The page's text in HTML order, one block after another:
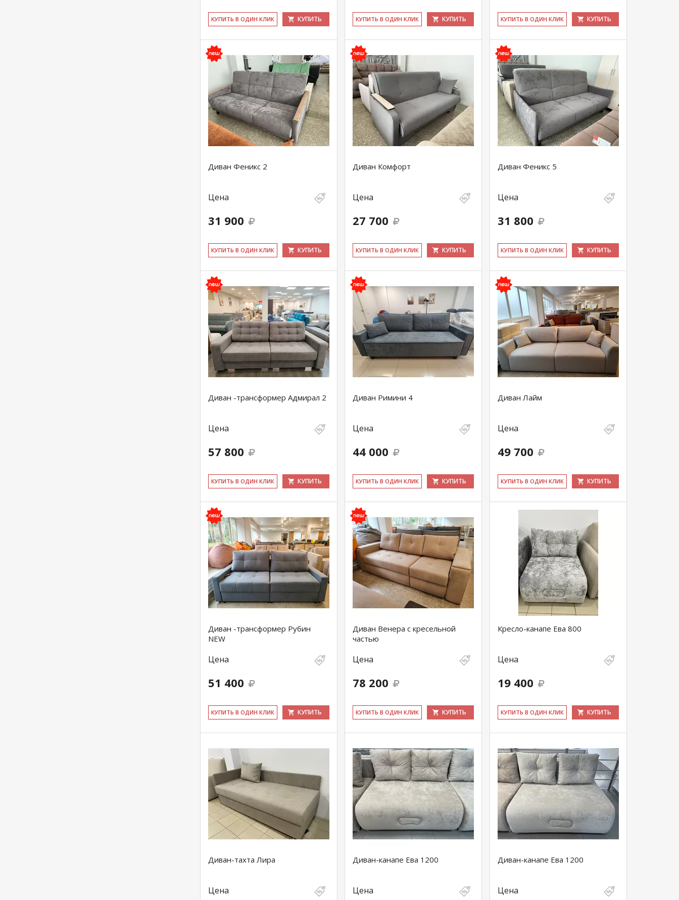
КУ­ПИТЬ В ОДИН КЛИК КУПИТЬ КУ­ПИТЬ В ОДИН КЛИК КУПИТЬ КУ­ПИТЬ В ОДИН КЛИК КУПИТЬ
Диван Феникс 2
Цена
31 900
КУ­ПИТЬ В ОДИН КЛИК КУПИТЬ
Диван Комфорт
Цена
27 700
КУ­ПИТЬ В ОДИН КЛИК КУПИТЬ
Диван Феникс 5
Цена
31 800
КУ­ПИТЬ В ОДИН КЛИК КУПИТЬ
Диван -трансформер Адмирал 2
Цена
57 800
КУ­ПИТЬ В ОДИН КЛИК КУПИТЬ
Диван Римини 4
Цена
44 000
КУ­ПИТЬ В ОДИН КЛИК КУПИТЬ
Диван Лайм
Цена
49 700
КУ­ПИТЬ В ОДИН КЛИК КУПИТЬ
Диван -трансформер Рубин
NEW
Цена
51 400
КУ­ПИТЬ В ОДИН КЛИК КУПИТЬ
Диван Венера с кресельной
частью
Цена
78 200
КУ­ПИТЬ В ОДИН КЛИК КУПИТЬ
Кресло-канапе Ева 800
Цена
19 400
КУ­ПИТЬ В ОДИН КЛИК КУПИТЬ
Диван-тахта Лира
Цена
Диван-канапе Ева 1200
Цена
Диван-канапе Ева 1200
Цена